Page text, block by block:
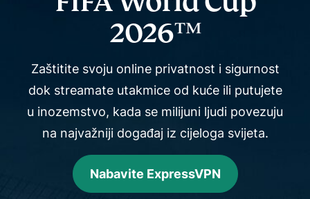
2026™
Zaštitite svoju online privatnost i sigurnost
dok streamate utakmice od kuće ili putujete
u inozemstvo, kada se milijuni ljudi povezuju
na najvažniji događaj iz cijeloga svijeta.
Nabavite ExpressVPN